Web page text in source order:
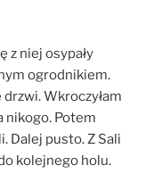
z niej osypały
ogrodnikiem.
Wkroczyłam
nikogo. Potem
Dalej pusto. Z Sali
kolejnego holu.